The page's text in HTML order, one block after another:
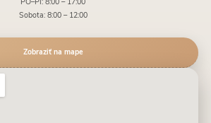
Sobota: 8:00 – 12:00
Zobraziť na mape